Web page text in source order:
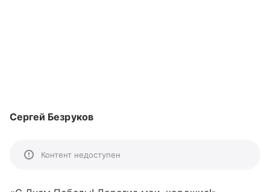
Сергей Безруков
Контент недоступен